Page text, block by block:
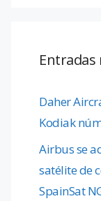
Entradas
Daher
Kodiak
Airbus se
satélite de
SpainSat